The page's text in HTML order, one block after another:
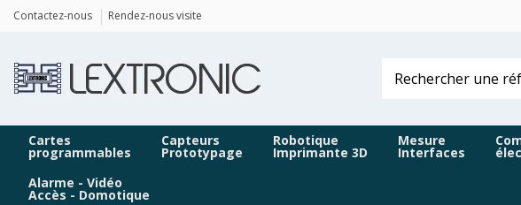
Contactez-nous Rendez-nous visite
Cartes
programmables
Capteurs
Prototypage
Robotique
Imprimante 3D
Mesure
Interfaces
Alarme - Vidéo
Accès - Domotique
Panneau de gestion des cookies